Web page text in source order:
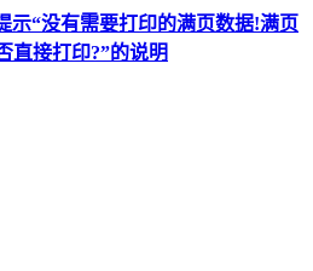
示“没有需要打印的满页数据!满页
直接打印?”的说明